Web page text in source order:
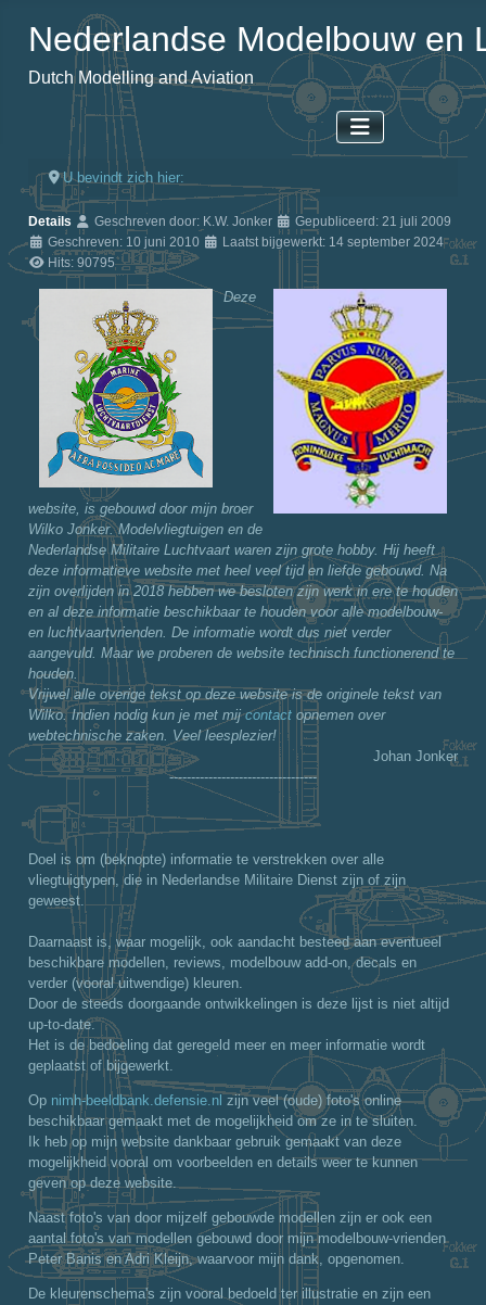
Nederlandse Modelbouw en
Dutch Modelling and Aviation
U bevindt zich hier:
Details Geschreven door: K.W. Jonker
Gepubliceerd: 21 juli 2009
Geschreven: 10 juni 2010
Laatst bijgewerkt: 14 september 2024
Hits: 90795
Deze
website, is gebouwd door mijn broer
Wilko Jonker. Modelvliegtuigen en de
Nederlandse Militaire Luchtvaart waren zijn grote hobby. Hij heeft
deze informatieve website met heel veel tijd en liefde gebouwd. Na
zijn overlijden in 2018 hebben we besloten zijn werk in ere te houden
en al deze informatie beschikbaar te houden voor alle modelbouw-
en luchtvaartvrienden. De informatie wordt dus niet verder
aangevuld. Maar we proberen de website technisch functionerend te
houden.
Vrijwel alle overige tekst op deze website is de originele tekst van
Wilko. Indien nodig kun je met mijcontact opnemen over
webtechnische zaken. Veel leesplezier!
Johan Jonker
----------------------------------
Doel is om (beknopte) informatie te verstrekken over alle
vliegtuigtypen, die in Nederlandse Militaire Dienst zijn of zijn
geweest.
Daarnaast is, waar mogelijk, ook aandacht besteed aan eventueel
beschikbare modellen, reviews, modelbouw add-on, decals en
verder (vooral uitwendige) kleuren.
Door de steeds doorgaande ontwikkelingen is deze lijst is niet altijd
up-to-date.
Het is de bedoeling dat geregeld meer en meer informatie wordt
geplaatst of bijgewerkt.
Op nimh-beeldbank.defensie.nl zijn veel (oude) foto's online
beschikbaar gemaakt met de mogelijkheid om ze in te sluiten.
Ik heb op mijn website dankbaar gebruik gemaakt van deze
mogelijkheid vooral om voorbeelden en details weer te kunnen
geven op deze website.
Naast foto's van door mijzelf gebouwde modellen zijn er ook een
aantal foto's van modellen gebouwd door mijn modelbouw-vrienden
Peter Banis en Adri Kleijn, waarvoor mijn dank, opgenomen.
De kleurenschema's zijn vooral bedoeld ter illustratie en zijn een